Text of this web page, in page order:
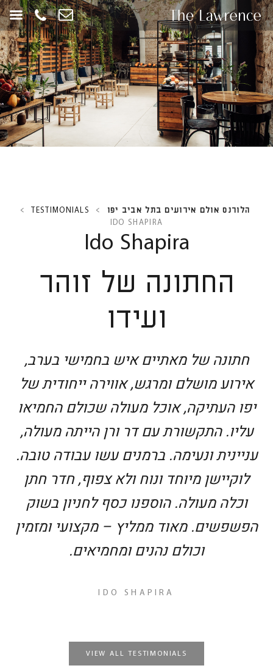
תחילתו
של
דף
אינטרנט,
לחץ
אנטר
כדי
לעבור
לאזור
תוכן
הלורנס אולם אירועים בתל אביב יפו >
TESTIMONIALS
>
IDO SHAPIRA
Ido Shapira
החתונה של זוהר
ועידו
חתונה של מאתיים איש בחמישי בערב,
אירוע מושלם ומרגש, אווירה ייחודית של
יפו העתיקה, אוכל מעולה שכולם החמיאו
עליו. התקשורת עם דר ורן הייתה מעולה,
עניינית ונעימה. ברמנים עשו עבודה טובה.
לוקיישן מיוחד ונוח ולא צפוף, חדר חתן
וכלה מעולה. הוספנו כסף לחניון בשוק
הפשפשים. מאוד ממליץ – מקצועי ומזמין
וכולם נהנים ומחמיאים.
IDO SHAPIRA
VIEW ALL TESTIMONIALS